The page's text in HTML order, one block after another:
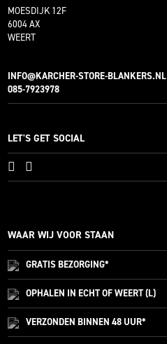
MOESDIJK 12F
6004 AX
WEERT
INFO@KARCHER-STORE-BLANKERS.NL
085-7923978
LET'S GET SOCIAL
WAAR WIJ VOOR STAAN
GRATISBEZORGING*
OPHALEN IN ECHT OF WEERT (L)
VERZONDEN BINNEN 48 UUR*